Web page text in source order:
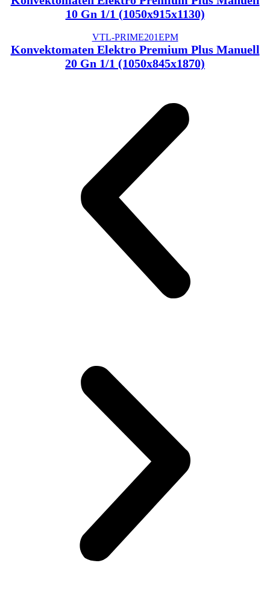
10 Gn 1/1 (1050x915x1130)
VTL-PRIME201EPM
Konvektomaten Elektro Premium Plus Manuell
20 Gn 1/1 (1050x845x1870)